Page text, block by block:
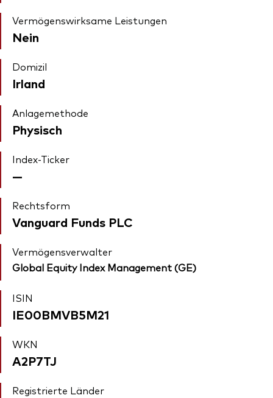
Vermögenswirksame Leistungen
Nein
Domizil
Irland
Anlagemethode
Physisch
Index-Ticker
—
Rechtsform
Vanguard Funds PLC
Vermögensverwalter
Global Equity Index Management (GE)
ISIN
IE00BMVB5M21
WKN
A2P7TJ
Registrierte Länder